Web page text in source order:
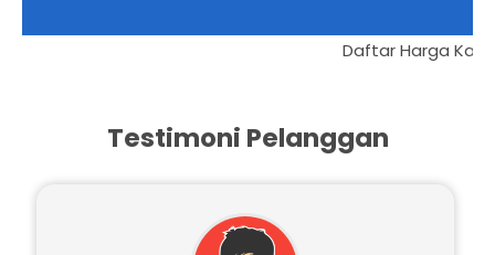
Testimoni Pelanggan